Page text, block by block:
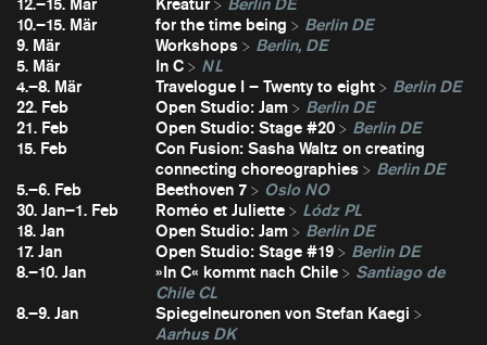
10.–15. Mär
for the time being
Berlin DE
9. Mär
Workshops
Berlin, DE
5. Mär
In C
NL
4.–8. Mär
Travelogue I – Twenty to eight
Berlin DE
22. Feb
Open Studio: Jam
Berlin DE
21. Feb
Open Studio: Stage #20
Berlin DE
15. Feb
Con Fusion: Sasha Waltz on creating
connecting choreographies
Berlin DE
5.–6. Feb
Beethoven 7
Oslo NO
30. Jan–1. Feb
Roméo et Juliette
Lódz PL
18. Jan
Open Studio: Jam
Berlin DE
17. Jan
Open Studio: Stage #19
Berlin DE
8.–10. Jan
»In C« kommt nach Chile
Santiago de
Chile CL
8.–9. Jan
Spiegelneuronen von Stefan Kaegi
Aarhus DK